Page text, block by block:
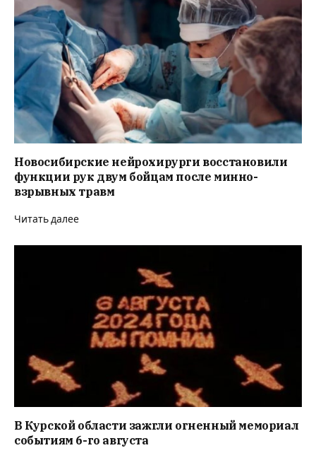
Новосибирские нейрохирурги восстановили
функции рук двум бойцам после минно-
взрывных травм
Читать далее
В Курской области зажгли огненный мемориал
событиям 6-го августа